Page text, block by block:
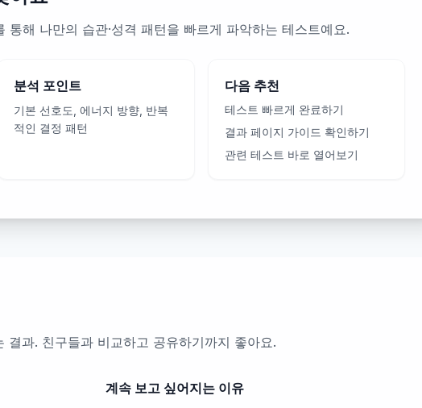
해 나만의 습관·성격 패턴을 빠르게 파악하는 테스트예요.
분석 포인트
기본 선호도, 에너지 방향, 반복
적인 결정 패턴
다음 추천
테스트 빠르게 완료하기
결과 페이지 가이드 확인하기
관련 테스트 바로 열어보기
결과. 친구들과 비교하고 공유하기까지 좋아요.
계속 보고 싶어지는 이유